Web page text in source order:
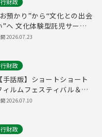
預かり”から“文化との出会
”へ 文化体験型託児サービ
（令和8年7月23日 東京デイ
2026.07.23
行財政
【手話版】ショートショート
ィルムフェスティバル＆ア
ア2026 アワードセレモニー
2026.07.10
行財政